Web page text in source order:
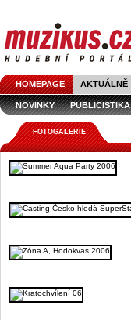
HOMEPAGE AKTUÁLNĚ
NOVINKY PUBLICISTIKA
FOTOGALERIE